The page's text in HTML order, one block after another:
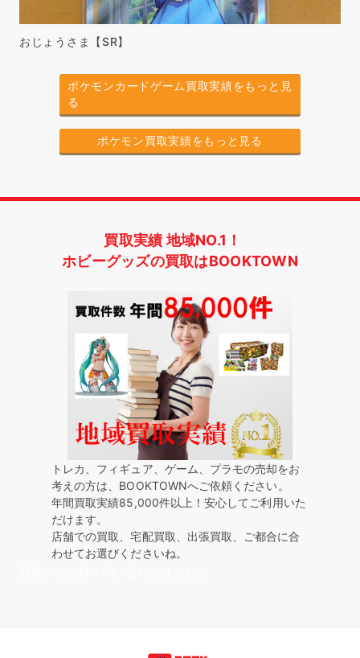
おじょうさま【SR】
ポケモンカードゲーム買取実績をもっと見
る
ポケモン買取実績をもっと見る
買取実績 地域NO.1！
ホビーグッズの買取はBOOKTOWN
トレカ、フィギュア、ゲーム、プラモの売却をお
考えの方は、BOOKTOWNへご依頼ください。
年間買取実績85,000件以上！安心してご利用いた
だけます。
店舗での買取、宅配買取、出張買取、ご都合に合
わせてお選びくださいね。